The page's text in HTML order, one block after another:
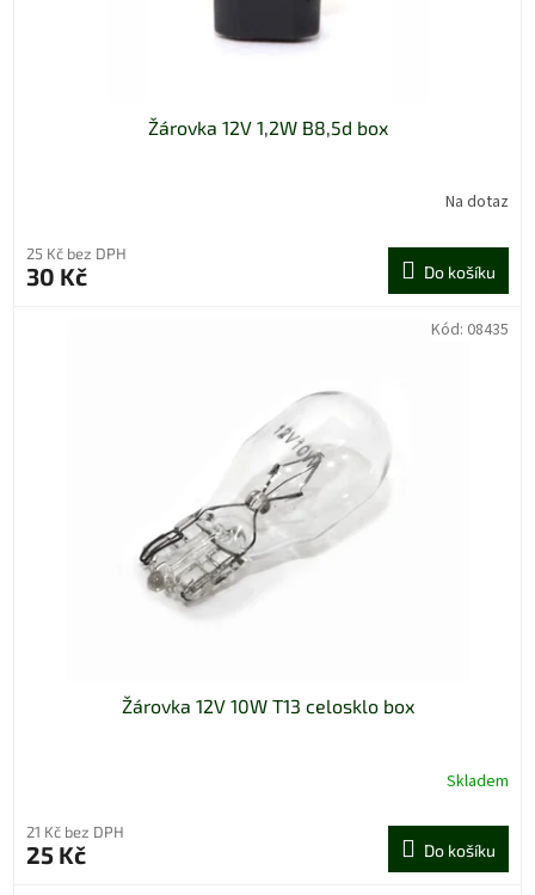
Žárovka 12V 1,2W B8,5d box
Na dotaz
25 Kč bez DPH
30 Kč Do košíku
Žárovka 12V 10W T13 celosklo box
Skladem
21 Kč bez DPH
25 Kč Do košíku
Kód: 08435